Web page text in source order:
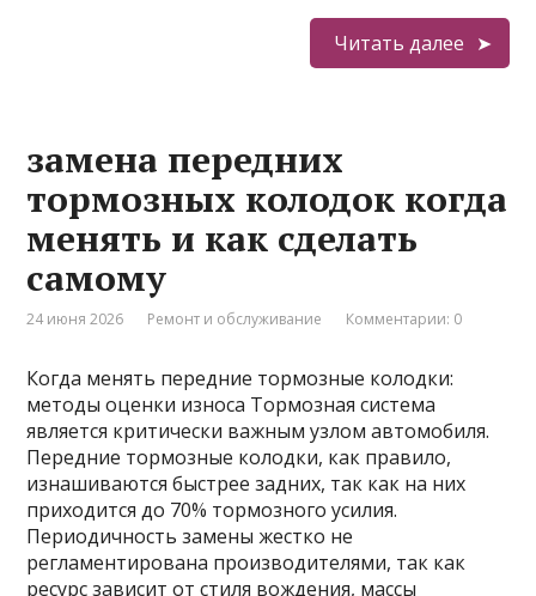
Читать далее
замена передних
тормозных колодок когда
менять и как сделать
самому
24 июня 2026 Ремонт и обслуживание Комментарии: 0
Когда менять передние тормозные колодки:
методы оценки износа Тормозная система
является критически важным узлом автомобиля.
Передние тормозные колодки, как правило,
изнашиваются быстрее задних, так как на них
приходится до 70% тормозного усилия.
Периодичность замены жестко не
регламентирована производителями, так как
ресурс зависит от стиля вождения, массы